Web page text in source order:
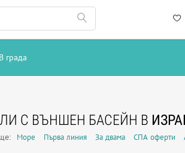
В града
С ВЪНШЕН БАСЕЙН В
Море Първа линия За двама СПА оферти